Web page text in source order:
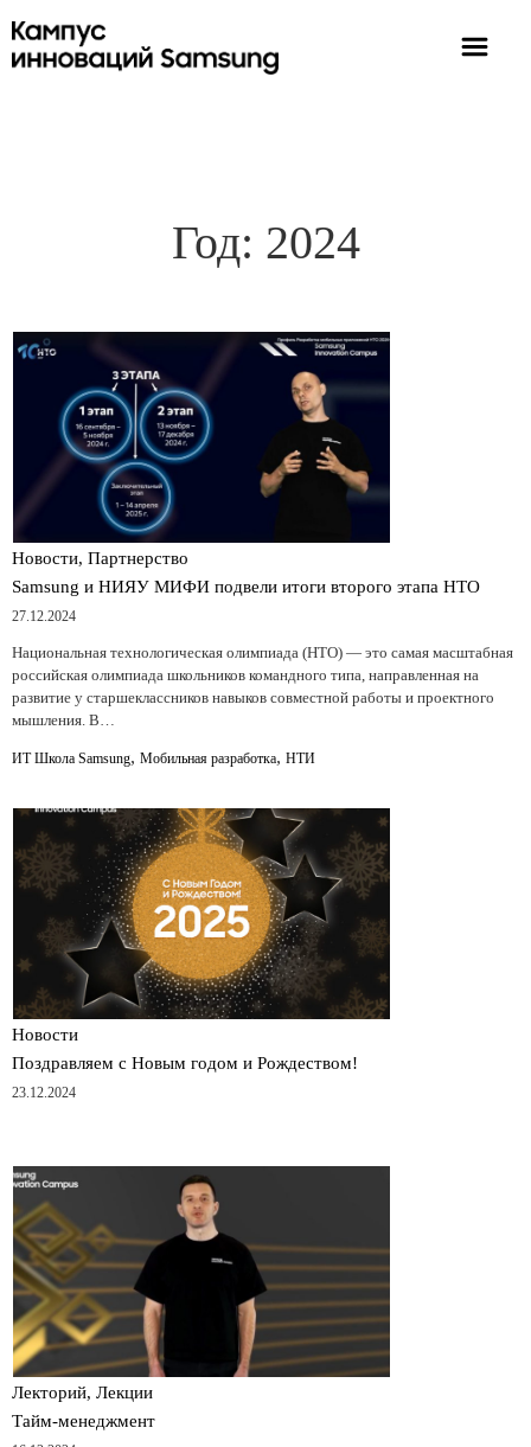
Год: 2024
Новости, Партнерство
Samsung и НИЯУ МИФИ подвели итоги второго этапа НТО
27.12.2024
Национальная технологическая олимпиада (НТО) — это самая масштабная
российская олимпиада школьников командного типа, направленная на
развитие у старшеклассников навыков совместной работы и проектного
мышления. В…
ИТ Школа Samsung, Мобильная разработка, НТИ
Новости
Поздравляем с Новым годом и Рождеством!
23.12.2024
Лекторий, Лекции
Тайм-менеджмент